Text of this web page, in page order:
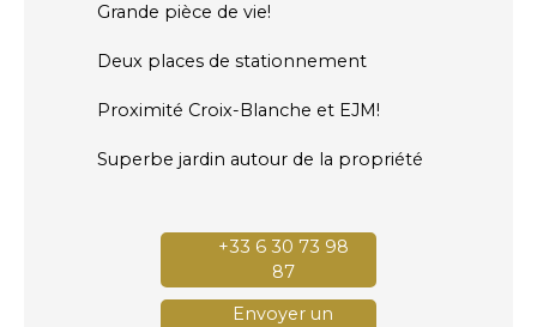
Grande pièce de vie!
Deux places de stationnement
Proximité Croix-Blanche et EJM!
Superbe jardin autour de la propriété
+33 6 30 73 98
87
Envoyer un